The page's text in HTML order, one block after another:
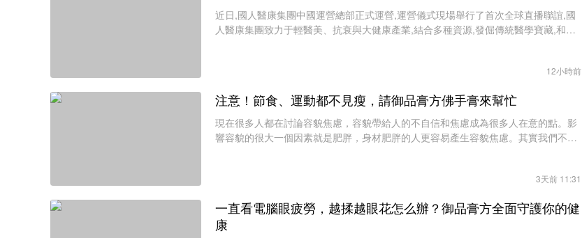
近日,國人醫康集團中國運營總部正式運營,運營儀式現場舉行了首次全球直播聯誼,國
人醫康集團致力于輕醫美、抗衰與大健康產業,結合多種資源,發倔傳統醫學寶藏,和醫
12小時前
注意！節食、運動都不見瘦，請御品膏方佛手膏來幫忙
現在很多人都在討論容貌焦慮，容貌帶給人的不自信和焦慮成為很多人在意的點。影
響容貌的很大一個因素就是肥胖，身材肥胖的人更容易產生容貌焦慮。其實我們不應
3天前 11:31
一直看電腦眼疲勞，越揉越眼花怎么辦？御品膏方全面守護你的健
康